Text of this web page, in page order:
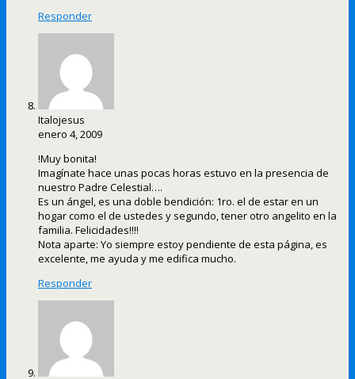
Responder
Italojesus
enero 4, 2009
!Muy bonita!
Imagínate hace unas pocas horas estuvo en la presencia de
nuestro Padre Celestial….
Es un ángel, es una doble bendición: 1ro. el de estar en un
hogar como el de ustedes y segundo, tener otro angelito en la
familia. Felicidades!!!!
Nota aparte: Yo siempre estoy pendiente de esta página, es
excelente, me ayuda y me edifica mucho.
Responder